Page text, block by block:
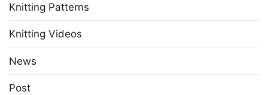
Knitting Patterns
Knitting Videos
News
Post